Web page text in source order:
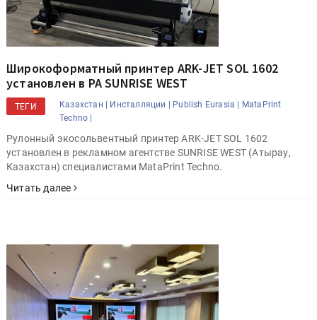
Широкоформатный принтер ARK-JET SOL 1602
установлен в РА SUNRISE WEST
ТЕГИ Казахстан | Инсталляции | Publish Eurasia | MataPrint
Techno |
Рулонный экосольвентный принтер ARK-JET SOL 1602
установлен в рекламном агентстве SUNRISE WEST (Атырау,
Казахстан) специалистами MataPrint Techno.
Читать далее